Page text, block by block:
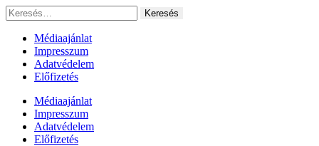
Ugrás
a
tartalomhoz
Keresés:
Médiaajánlat
Impresszum
Adatvédelem
Előfizetés
Médiaajánlat
Impresszum
Adatvédelem
Előfizetés